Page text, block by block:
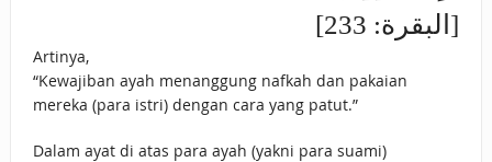
[البقرة: 233]
Artinya,
“Kewajiban ayah menanggung nafkah dan pakaian
mereka (para istri) dengan cara yang patut.”
Dalam ayat di atas para ayah (yakni para suami)